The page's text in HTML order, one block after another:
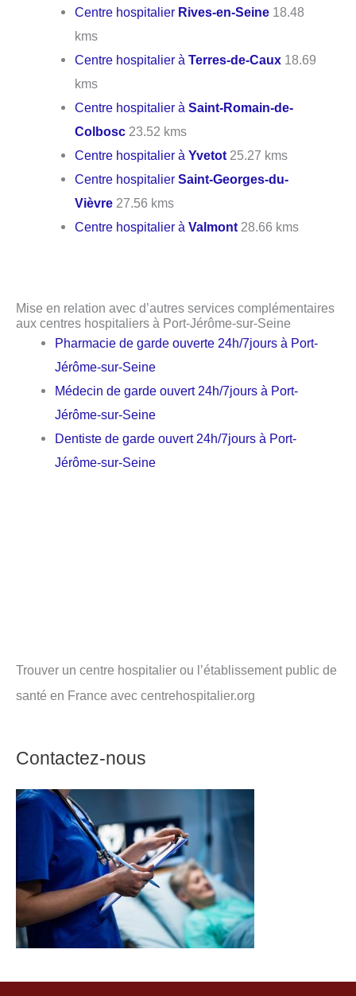
Centre hospitalier Rives-en-Seine 18.48
kms
Centre hospitalier àTerres-de-Caux 18.69
kms
Centre hospitalier àSaint-Romain-de-
Colbosc 23.52 kms
Centre hospitalier àYvetot 25.27 kms
Centre hospitalierSaint-Georges-du-
Vièvre 27.56 kms
Centre hospitalier àValmont 28.66 kms
Mise en relation avec d’autres services complémentaires
aux centres hospitaliers à Port-Jérôme-sur-Seine
Pharmacie de garde ouverte 24h/7jours à Port-
Jérôme-sur-Seine
Médecin de garde ouvert 24h/7jours à Port-
Jérôme-sur-Seine
Dentiste de garde ouvert 24h/7jours à Port-
Jérôme-sur-Seine
Trouver un centre hospitalier ou l’établissement public de
santé en France avec centrehospitalier.org
Contactez-nous